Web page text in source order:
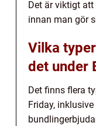
Det är viktigt
innan man gör
Vilka
det under
Det finns flera
Friday,